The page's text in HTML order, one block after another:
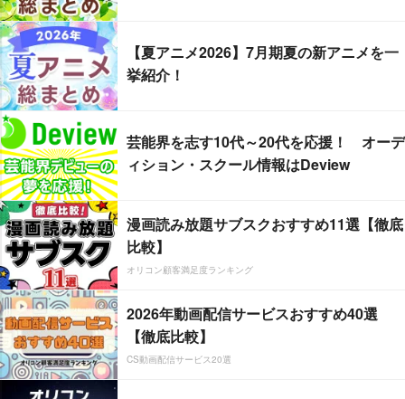
【夏アニメ2026】7月期夏の新アニメを一
挙紹介！
芸能界を志す10代～20代を応援！ オーデ
ィション・スクール情報はDeview
漫画読み放題サブスクおすすめ11選【徹底
比較】
オリコン顧客満足度ランキング
2026年動画配信サービスおすすめ40選
【徹底比較】
CS動画配信サービス20選